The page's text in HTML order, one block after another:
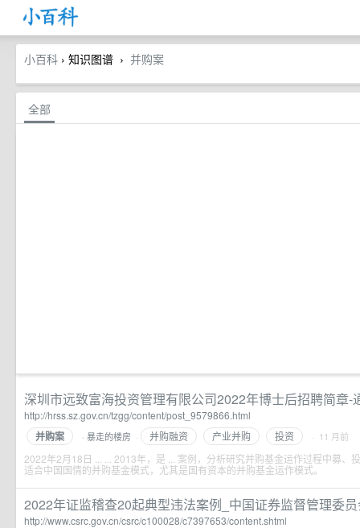
小百科 › 知识图谱 › 并购案
全部
深圳市远致富海投资管理有限公司2022年博士后招聘简章-
http://hrss.sz.gov.cn/tzgg/content/post_9579866.html
并购案 · 暴走的楼房 · 并购融资 产业并购 投资 · 11 月前
2022年2月18日 ... ... 2013年，是 ... 案例，分析研究并购基金运作过程中募、
适合中国国情的并购基金模式，尤其是国有资本的并购基金运作模式。
2022年证监稽查20起典型违法案例_中国证券监督管理委
http://www.csrc.gov.cn/csrc/c100028/c7397653/content.shtml